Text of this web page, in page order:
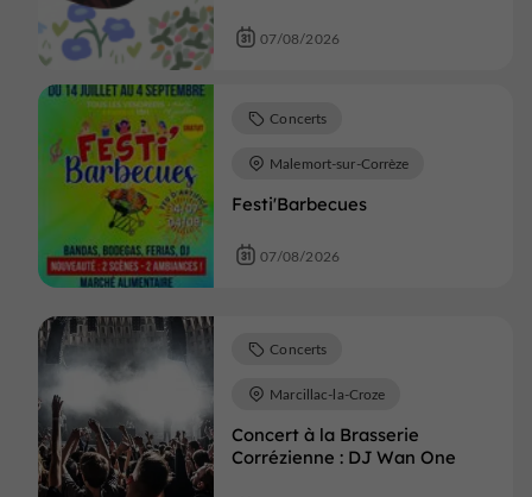
07/08/2026
Festi'Barbecues
Concerts
Malemort-sur-Corrèze
07/08/2026
Concert à la Brasserie
Corrézienne : DJ Wan One
Concerts
Marcillac-la-Croze